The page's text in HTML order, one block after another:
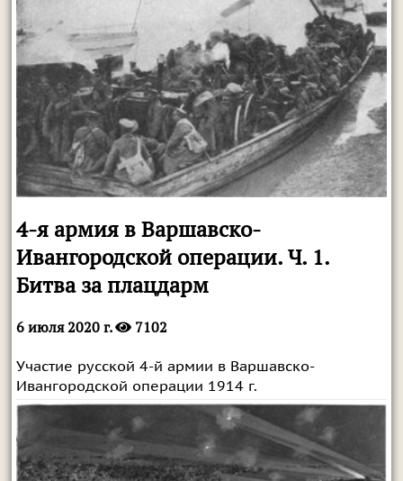
4-я армия в Варшавско-
Ивангородской операции. Ч. 1.
Битва за плацдарм
6 июля 2020 г. 7102
Участие русской 4-й армии в Варшавско-
Ивангородской операции 1914 г.